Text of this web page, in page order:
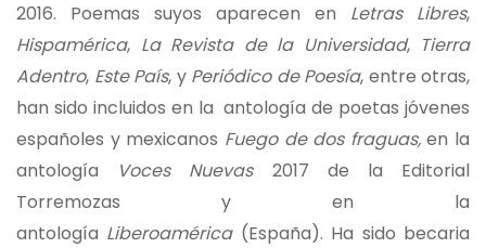
2016. Poemas suyos aparecen en Letras Libres,
Hispamérica, La Revista de la Universidad, Tierra
Adentro, Este País, y Periódico de Poesía, entre otras,
han sido incluidos en la antología de poetas jóvenes
españoles y mexicanos Fuego de dos fraguas,en la
antología
Voces Nuevas2017 de la Editorial
Torremozas y en la
antología Liberoamérica(España). Ha sido becaria